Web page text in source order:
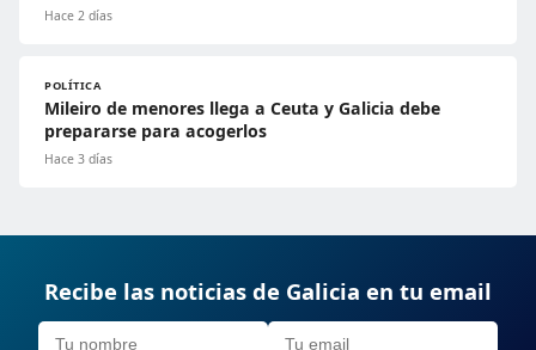
Hace 2 días
POLÍTICA
Mileiro de menores llega a Ceuta y Galicia debe
prepararse para acogerlos
Hace 3 días
Recibe las noticias de Galicia en tu email